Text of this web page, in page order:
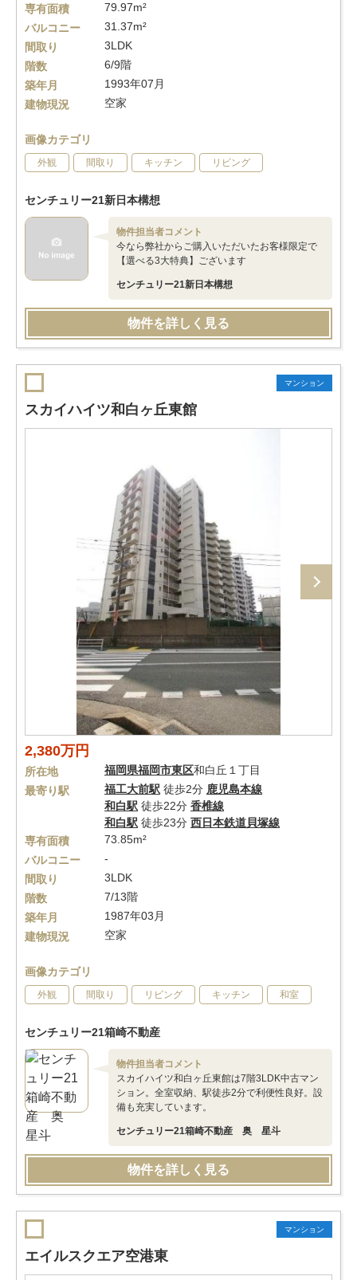
専有面積
79.97m²
バルコニー
31.37m²
間取り
3LDK
階数
6/9階
築年月
1993年07月
建物現況
空家
画像カテゴリ
外観 間取り キッチン リビング
センチュリー21新日本構想
物件担当者コメント
今なら弊社からご購入いただいたお客様限定で
【選べる3大特典】ございます
センチュリー21新日本構想
物件を詳しく見る
マンション
スカイハイツ和白ヶ丘東館
2,380万円
所在地 福岡県福岡市東区和白丘１丁目
最寄り駅
福工大前駅 徒歩2分 鹿児島本線
和白駅 徒歩22分 香椎線
和白駅 徒歩23分 西日本鉄道貝塚線
専有面積
73.85m²
バルコニー
-
間取り
3LDK
階数
7/13階
築年月
1987年03月
建物現況
空家
画像カテゴリ
外観 間取り リビング キッチン 和室
センチュリー21箱崎不動産
物件担当者コメント
スカイハイツ和白ヶ丘東館は7階3LDK中古マン
ション。全室収納、駅徒歩2分で利便性良好。設
備も充実しています。
センチュリー21箱崎不動産 奥 星斗
物件を詳しく見る
マンション
エイルスクエア空港東